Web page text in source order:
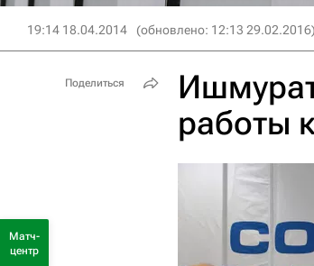
19:14 18.04.2014 (обновлено: 12:13 29.02.2016)
работы
Поделиться
Матч-
центр